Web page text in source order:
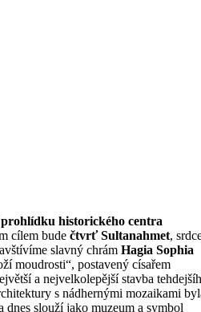
prohlídku historického centra
cílem bude čtvrť Sultanahmet,
slavný chrám Hagia Sophia
moudrosti“, postavený císařem
a nejvelkolepější stavba
s nádhernými mozaikami
dnes slouží jako muzeum a symbol